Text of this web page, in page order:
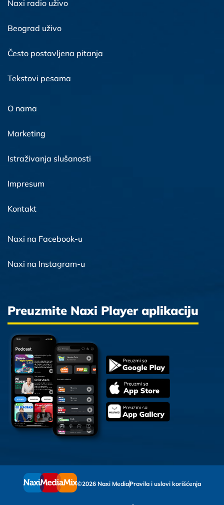
Naxi radio uživo
Beograd uživo
Često postavljena pitanja
Tekstovi pesama
O nama
Marketing
Istraživanja slušanosti
Impresum
Kontakt
Naxi na Facebook-u
Naxi na Instagram-u
Preuzmite Naxi Player aplikaciju
©2026 Naxi MediaPravila i uslovi korišćenja